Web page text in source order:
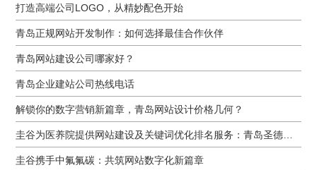
打造高端公司LOGO，从精妙配色开始
青岛正规网站开发制作：如何选择最佳合作伙伴
青岛网站建设公司哪家好？
青岛企业建站公司热线电话
解锁你的数字营销新篇章，青岛网站设计价格几何？
圭谷携手中氟氟碳：共筑网站数字化新篇章